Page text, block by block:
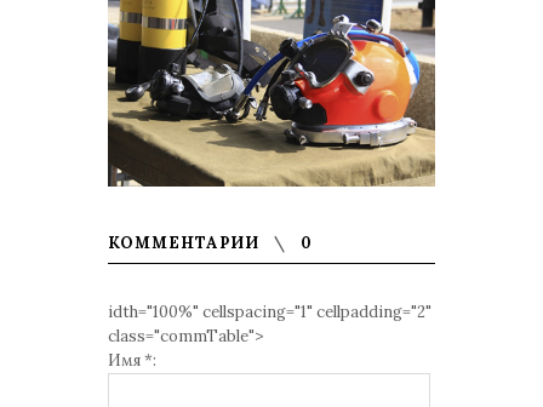
КОММЕНТАРИИ 0
idth="100%" cellspacing="1" cellpadding="2"
class="commTable">
Имя *: